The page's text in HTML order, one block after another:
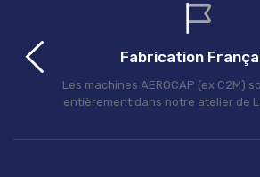
Fabrication
Les machines AEROCAP (ex C2M)
entièrement dans notre atelier de